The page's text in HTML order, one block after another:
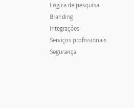
Lógica de pesquisa
Branding
Integrações
Serviços profissionais
Segurança